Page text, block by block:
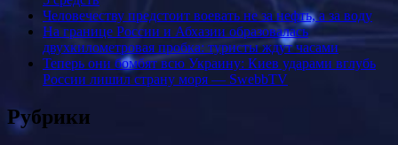
Человечеству предстоит воевать не за нефть, а за воду
На границе России и Абхазии образовалась
двухкилометровая пробка: туристы ждут часами
Теперь они бомбят всю Украину: Киев ударами вглубь
России лишил страну моря — SwebbTV
Рубрики